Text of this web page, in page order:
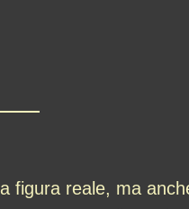
figura reale, ma